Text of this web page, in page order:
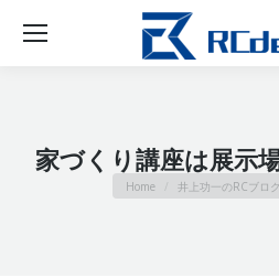
家づくり講座は展示
You are here:
Home 井上功一のRCブロ